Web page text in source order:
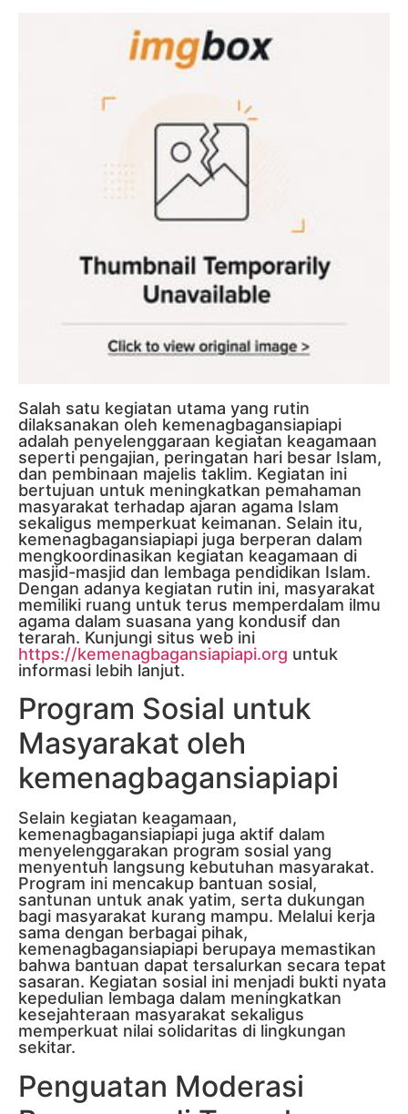
Salah satu kegiatan utama yang rutin
dilaksanakan oleh kemenagbagansiapiapi
adalah penyelenggaraan kegiatan keagamaan
seperti pengajian, peringatan hari besar Islam,
dan pembinaan majelis taklim. Kegiatan ini
bertujuan untuk meningkatkan pemahaman
masyarakat terhadap ajaran agama Islam
sekaligus memperkuat keimanan. Selain itu,
kemenagbagansiapiapi juga berperan dalam
mengkoordinasikan kegiatan keagamaan di
masjid-masjid dan lembaga pendidikan Islam.
Dengan adanya kegiatan rutin ini, masyarakat
memiliki ruang untuk terus memperdalam ilmu
agama dalam suasana yang kondusif dan
terarah. Kunjungi situs web ini
https://kemenagbagansiapiapi.org untuk
informasi lebih lanjut.
Program Sosial untuk
Masyarakat oleh
kemenagbagansiapiapi
Selain kegiatan keagamaan,
kemenagbagansiapiapi juga aktif dalam
menyelenggarakan program sosial yang
menyentuh langsung kebutuhan masyarakat.
Program ini mencakup bantuan sosial,
santunan untuk anak yatim, serta dukungan
bagi masyarakat kurang mampu. Melalui kerja
sama dengan berbagai pihak,
kemenagbagansiapiapi berupaya memastikan
bahwa bantuan dapat tersalurkan secara tepat
sasaran. Kegiatan sosial ini menjadi bukti nyata
kepedulian lembaga dalam meningkatkan
kesejahteraan masyarakat sekaligus
memperkuat nilai solidaritas di lingkungan
sekitar.
Penguatan Moderasi